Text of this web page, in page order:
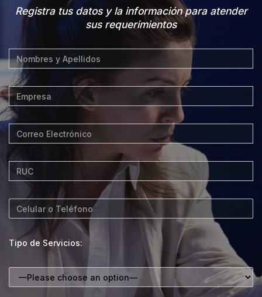
Registra tus datos y la información para atender
sus requerimientos
Tipo de Servicios: